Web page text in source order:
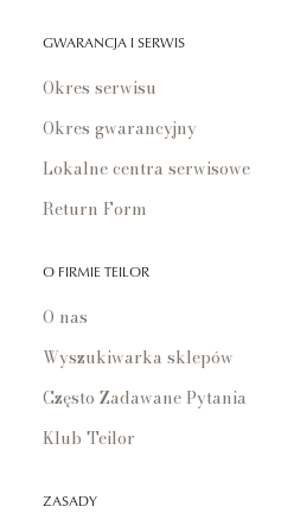
GWARANCJA I SERWIS
Okres serwisu
Okres gwarancyjny
Lokalne centra serwisowe
Return Form
O FIRMIE TEILOR
O nas
Wyszukiwarka sklepów
Często Zadawane Pytania
Klub Teilor
ZASADY